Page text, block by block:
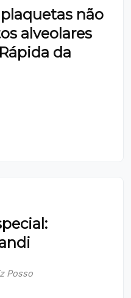
não
alveolares
da
Posso